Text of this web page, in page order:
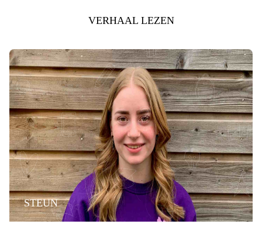
VERHAAL LEZEN
STEUN